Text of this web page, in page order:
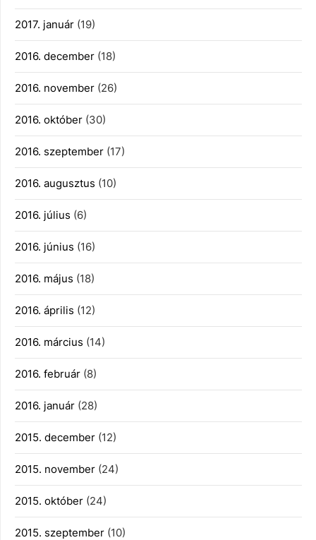
2017. január (19)
2016. december (18)
2016. november (26)
2016. október (30)
2016. szeptember (17)
2016. augusztus (10)
2016. július (6)
2016. június (16)
2016. május (18)
2016. április (12)
2016. március (14)
2016. február (8)
2016. január (28)
2015. december (12)
2015. november (24)
2015. október (24)
2015. szeptember (10)